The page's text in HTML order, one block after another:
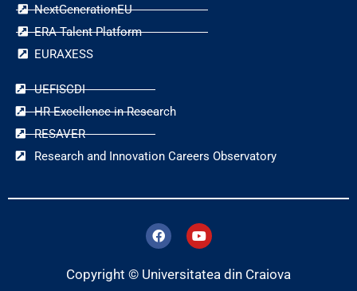
NextGenerationEU
ERA Talent Platform
EURAXESS
UEFISCDI
HR Excellence in Research
RESAVER
Research and Innovation Careers Observatory
F
a
e
b
Y
o
u
Copyright © Universitatea din Craiova